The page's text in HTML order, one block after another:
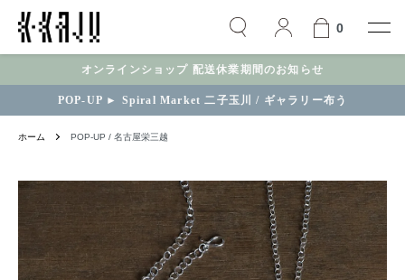
0
オンラインショップ 配送休業期間のお知らせ
POP-UP ► Spiral Market 二子玉川 / ギャラリー布う
ホーム POP-UP / 名古屋栄三越